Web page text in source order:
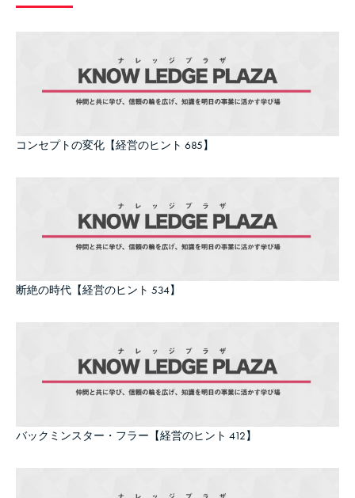
コンセプトの変化【経営のヒント 685】
断絶の時代【経営のヒント 534】
バックミンスター・フラー【経営のヒント 412】